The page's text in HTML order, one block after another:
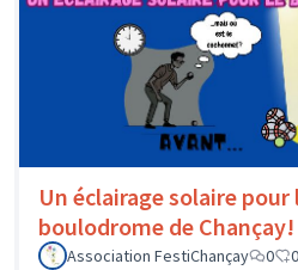
Un éclairage solaire pour
boulodrome de Chançay!
Association FestiChançay
0 0